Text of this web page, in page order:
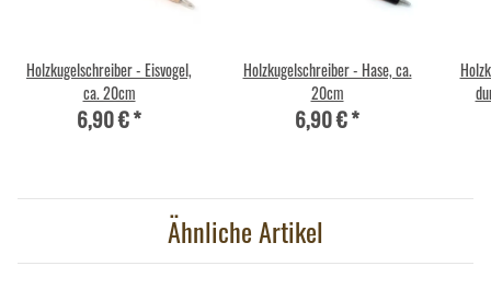
Holzkugelschreiber - Eisvogel,
ca. 20cm
6,90 €*
Holzkugelschreiber - Hase, ca.
20cm
6,90 €*
Ähnliche Artikel